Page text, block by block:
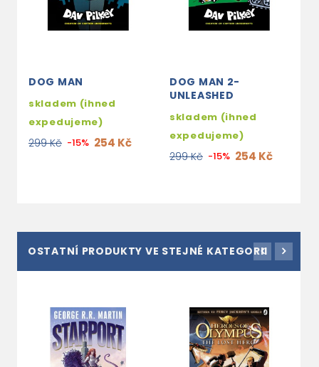
DOG MAN
skladem (ihned
expedujeme)
299 Kč -15% 254 Kč
DOG MAN 2-
UNLEASHED
skladem (ihned
expedujeme)
299 Kč -15% 254 Kč
OSTATNÍ PRODUKTY VE STEJNÉ KATEGORII